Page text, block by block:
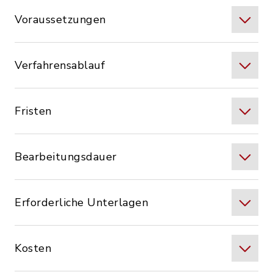
Voraussetzungen
Verfahrensablauf
Fristen
Bearbeitungsdauer
Erforderliche Unterlagen
Kosten